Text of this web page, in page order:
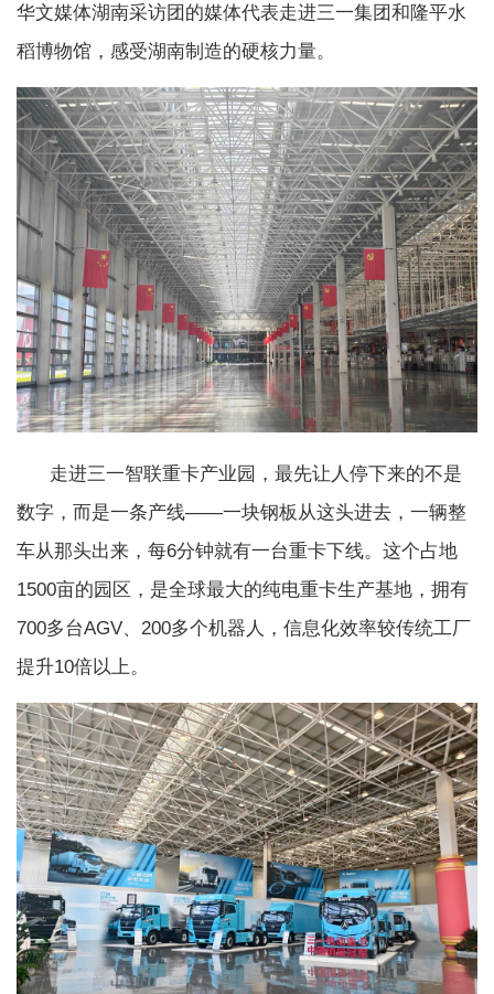
华文媒体湖南采访团的媒体代表走进三一集团和隆平水
稻博物馆，感受湖南制造的硬核力量。
走进三一智联重卡产业园，最先让人停下来的不是
数字，而是一条产线——一块钢板从这头进去，一辆整
车从那头出来，每6分钟就有一台重卡下线。这个占地
1500亩的园区，是全球最大的纯电重卡生产基地，拥有
700多台AGV、200多个机器人，信息化效率较传统工厂
提升10倍以上。